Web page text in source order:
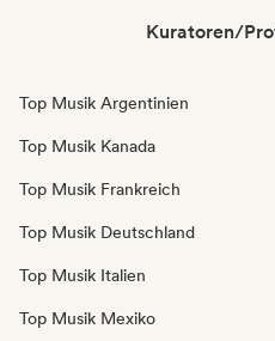
Kuratoren/
Top Musik Argentinien
Top Musik Kanada
Top Musik Frankreich
Top Musik Deutschland
Top Musik Italien
Top Musik Mexiko